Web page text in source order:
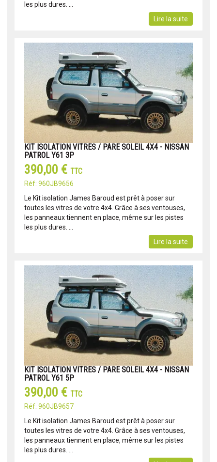
les plus dures. ...
Lire la suite
KIT ISOLATION VITRES / PARE SOLEIL 4X4 - NISSAN
PATROL Y61 3P
390,00 € TTC
Réf: 960JB9656
Le Kit isolation James Baroud est prêt à poser sur
toutes les vitres de votre 4x4. Grâce à ses ventouses,
les panneaux tiennent en place, même sur les pistes
les plus dures. ...
Lire la suite
KIT ISOLATION VITRES / PARE SOLEIL 4X4 - NISSAN
PATROL Y61 5P
390,00 € TTC
Réf: 960JB9657
Le Kit isolation James Baroud est prêt à poser sur
toutes les vitres de votre 4x4. Grâce à ses ventouses,
les panneaux tiennent en place, même sur les pistes
les plus dures. ...